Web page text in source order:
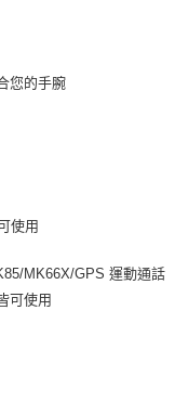
您的手腕
使用
MK66X/GPS 運動通話
可使用